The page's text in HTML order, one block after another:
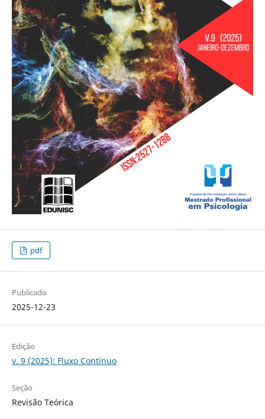
pdf
Publicado
2025-12-23
Edição
v. 9 (2025): Fluxo Contínuo
Seção
Revisão Teórica